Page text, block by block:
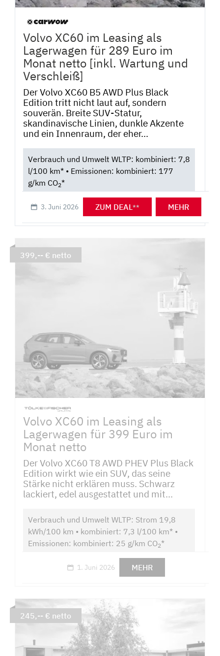
Volvo XC60 im Leasing als
Lagerwagen für 289 Euro im
Monat netto [inkl. Wartung und
Verschleiß]
Der Volvo XC60 B5 AWD Plus Black
Edition tritt nicht laut auf, sondern
souverän. Breite SUV-Statur,
skandinavische Linien, dunkle Akzente
und ein Innenraum, der eher...
Verbrauch und Umwelt WLTP: kombiniert: 7,8
l/100 km* • Emissionen: kombiniert: 177
g/km CO2*
3. Juni 2026 ZUM DEAL** MEHR
Volvo XC60 im Leasing als
Lagerwagen für 399 Euro im
Monat netto
Der Volvo XC60 T8 AWD PHEV Plus Black
Edition wirkt wie ein SUV, das seine
Stärke nicht erklären muss. Schwarz
lackiert, edel ausgestattet und mit...
Verbrauch und Umwelt WLTP: Strom 19,8
kWh/100 km • kombiniert: 7,3 l/100 km* •
Emissionen: kombiniert: 25 g/km CO2*
1. Juni 2026 MEHR
399,-- € netto
245,-- € netto